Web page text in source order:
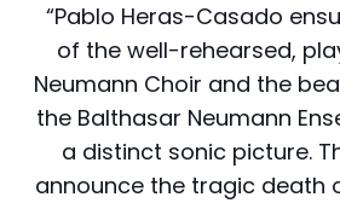
“Pablo Heras-Casado
of the well-rehearsed,
Neumann Choir and the
the Balthasar Neumann
a distinct sonic picture.
announce the tragic death